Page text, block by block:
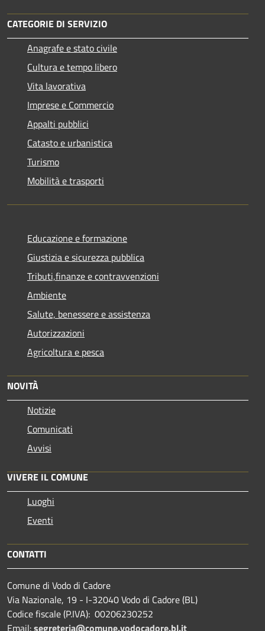
CATEGORIE DI SERVIZIO
Anagrafe e stato civile
Cultura e tempo libero
Vita lavorativa
Imprese e Commercio
Appalti pubblici
Catasto e urbanistica
Turismo
Mobilità e trasporti
Educazione e formazione
Giustizia e sicurezza pubblica
Tributi,finanze e contravvenzioni
Ambiente
Salute, benessere e assistenza
Autorizzazioni
Agricoltura e pesca
NOVITÀ
Notizie
Comunicati
Avvisi
VIVERE IL COMUNE
Luoghi
Eventi
CONTATTI
Comune di Vodo di Cadore
Via Nazionale, 19 - I-32040 Vodo di Cadore (BL)
Codice fiscale (P.IVA): 00206230252